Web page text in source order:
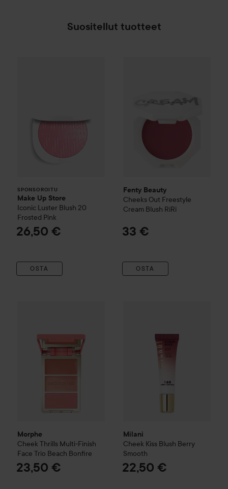
Suositellut tuotteet
SPONSOROITU
Make Up Store
Iconic Luster Blush 20
Frosted Pink
26,50 €
OSTA
Fenty Beauty
Cheeks Out Freestyle
Cream Blush RiRi
33 €
OSTA
Morphe
Cheek Thrills Multi-Finish
Face Trio Beach Bonfire
23,50 €
Milani
Cheek Kiss Blush Berry
Smooth
22,50 €